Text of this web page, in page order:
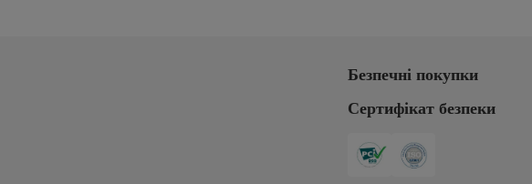
рекомендується • Прасувати зі зворотнього боку на низьких
виробу.
Безпечні покупки
Сертифікат безпеки